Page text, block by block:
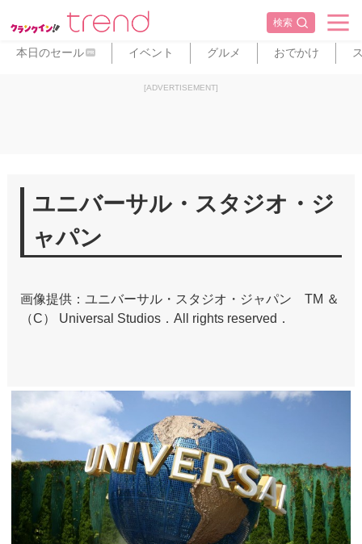
検索
本日のセール PR イベント グルメ おでかけ
[ADVERTISEMENT]
ユニバーサル・スタジオ・ジ
ャパン
画像提供：ユニバーサル・スタジオ・ジャパン TM ＆
（C） Universal Studios．All rights reserved．